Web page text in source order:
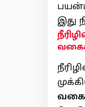
இது
வகை